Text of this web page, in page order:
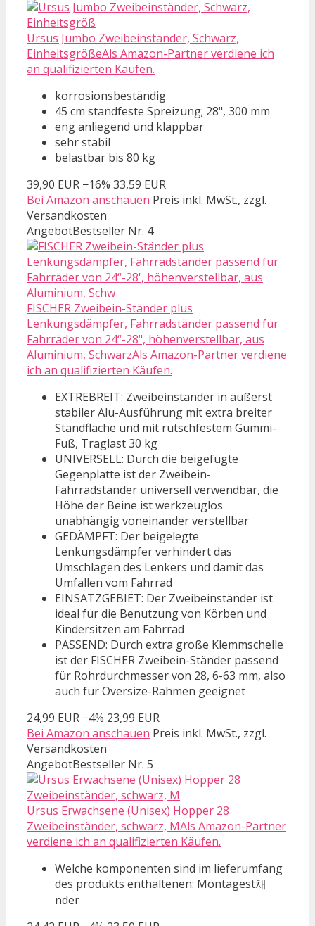
Ursus Jumbo Zweibeinständer, Schwarz,
EinheitsgrößeAls Amazon-Partner verdiene ich
an qualifizierten Käufen.
korrosionsbeständig
45 cm standfeste Spreizung; 28", 300 mm
eng anliegend und klappbar
sehr stabil
belastbar bis 80 kg
39,90 EUR −16% 33,59 EUR
Bei Amazon anschauen Preis inkl. MwSt., zzgl.
Versandkosten
AngebotBestseller Nr. 4
FISCHER Zweibein-Ständer plus
Lenkungsdämpfer, Fahrradständer passend für
Fahrräder von 24“-28", höhenverstellbar, aus
Aluminium, SchwarzAls Amazon-Partner verdiene
ich an qualifizierten Käufen.
EXTREBREIT: Zweibeinständer in äußerst
stabiler Alu-Ausführung mit extra breiter
Standfläche und mit rutschfestem Gummi-
Fuß, Traglast 30 kg
UNIVERSELL: Durch die beigefügte
Gegenplatte ist der Zweibein-
Fahrradständer universell verwendbar, die
Höhe der Beine ist werkzeuglos
unabhängig voneinander verstellbar
GEDÄMPFT: Der beigelegte
Lenkungsdämpfer verhindert das
Umschlagen des Lenkers und damit das
Umfallen vom Fahrrad
EINSATZGEBIET: Der Zweibeinständer ist
ideal für die Benutzung von Körben und
Kindersitzen am Fahrrad
PASSEND: Durch extra große Klemmschelle
ist der FISCHER Zweibein-Ständer passend
für Rohrdurchmesser von 28, 6-63 mm, also
auch für Oversize-Rahmen geeignet
24,99 EUR −4% 23,99 EUR
Bei Amazon anschauen Preis inkl. MwSt., zzgl.
Versandkosten
AngebotBestseller Nr. 5
Ursus Erwachsene (Unisex) Hopper 28
Zweibeinständer, schwarz, MAls Amazon-Partner
verdiene ich an qualifizierten Käufen.
Welche komponenten sind im lieferumfang
des produkts enthaltenen: Montagest채
nder